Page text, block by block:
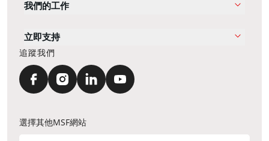
我們的工作
立即支持
追蹤我們
選擇其他MSF網站